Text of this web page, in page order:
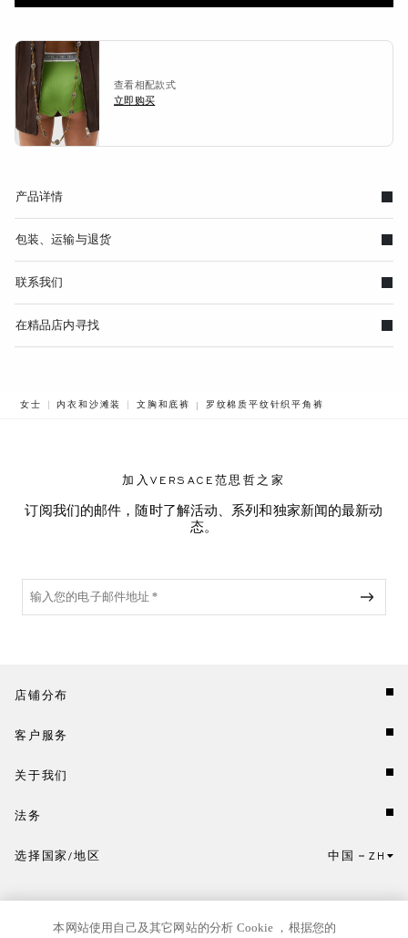
查看相配款式
立即购买
产品详情
包装、运输与退货
联系我们
在精品店内寻找
女士 内衣和沙滩装 文胸和底裤 BREADCRUMB.ADA.LABEL.CURRENT
罗纹棉质平纹针织平角裤
加入VERSACE范思哲之家
订阅我们的邮件，随时了解活动、系列和独家新闻的最新动
态。
店铺分布
客户服务
关于我们
法务
点击此处选择国家/地区和语言。
选择国家/地区 中国 ZH
本网站使用自己及其它网站的分析 Cookie ，根据您的